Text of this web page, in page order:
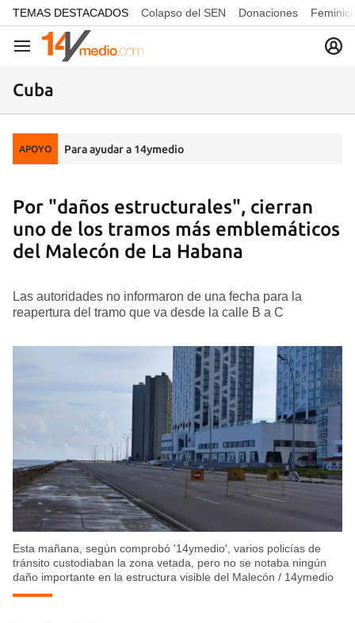
common.go-to-content
TEMAS DESTACADOS Colapso del SEN Donaciones
Navegación
Cuba
APOYO Para ayudar a 14ymedio
Por "daños estructurales", cierran
uno de los tramos más emblemáticos
del Malecón de La Habana
Las autoridades no informaron de una fecha para la
reapertura del tramo que va desde la calle B a C
Esta mañana, según comprobó '14ymedio', varios policías de
tránsito custodiaban la zona vetada, pero no se notaba ningún
daño importante en la estructura visible del Malecón / 14ymedio